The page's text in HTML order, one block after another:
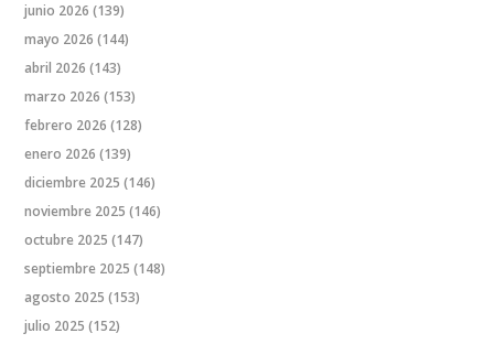
junio 2026 (139)
mayo 2026 (144)
abril 2026 (143)
marzo 2026 (153)
febrero 2026 (128)
enero 2026 (139)
diciembre 2025 (146)
noviembre 2025 (146)
octubre 2025 (147)
septiembre 2025 (148)
agosto 2025 (153)
julio 2025 (152)